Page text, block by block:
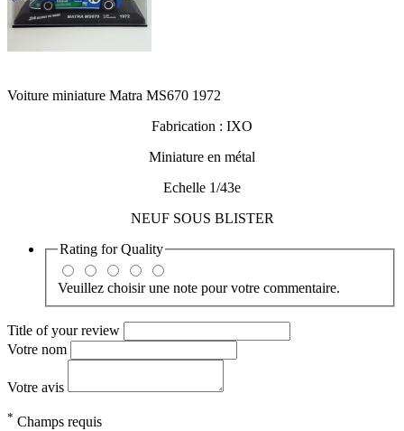
Voiture miniature Matra MS670 1972
Fabrication : IXO
Miniature en métal
Echelle 1/43e
NEUF SOUS BLISTER
Rating forQuality
Veuillez choisir une note pour votre commentaire.
Title of your review
Votre nom
Votre avis
* Champs requis